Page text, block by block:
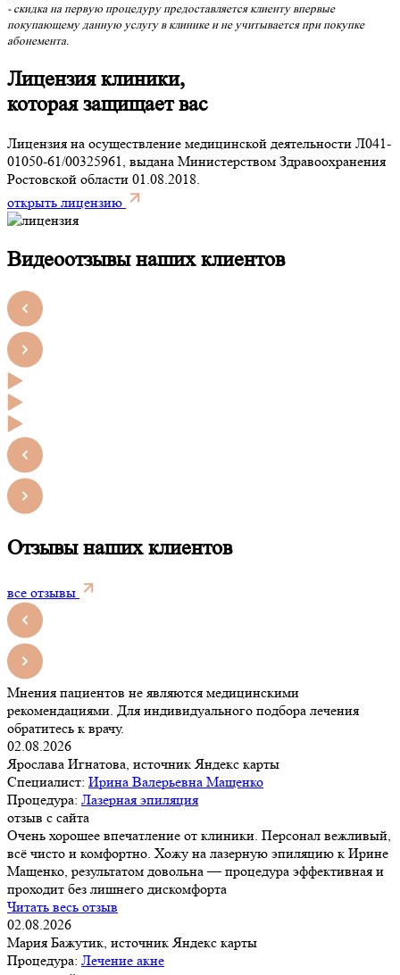
- cкидка на первую процедуру предоставляется клиенту впервые
покупающему данную услугу в клинике и не учитывается при покупке
абонемента.
Лицензия клиники,
которая защищает вас
Лицензия на осуществление медицинской деятельности Л041-
01050-61/00325961, выдана Министерством Здравоохранения
Ростовской области 01.08.2018.
открыть лицензию
Видеоотзывы наших клиентов
Отзывы наших клиентов
все отзывы
Мнения пациентов не являются медицинскими
рекомендациями. Для индивидуального подбора лечения
обратитесь к врачу.
02.08.2026
Ярослава Игнатова, источник Яндекс карты
Специалист: Ирина Валерьевна Мащенко
Процедура: Лазерная эпиляция
отзыв с сайта
Очень хорошее впечатление от клиники. Персонал вежливый,
всё чисто и комфортно. Хожу на лазерную эпиляцию к Ирине
Мащенко, результатом довольна — процедура эффективная и
проходит без лишнего дискомфорта
Читать весь отзыв
02.08.2026
Мария Бажутик, источник Яндекс карты
Процедура: Лечение акне